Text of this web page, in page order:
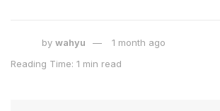
by wahyu
1 month ago
Reading Time: 1 min read